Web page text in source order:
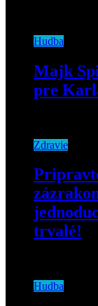
Hudba
Majk
pre
Zdravie
trvalé!
Hudba